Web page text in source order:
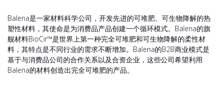
Balena是一家材料科学公司，开发先进的可堆肥、可生物降解的热
塑性材料，其使命是为消费品产品创建一个循环模式。Balena的旗
舰材料BioCir™是世界上第一种完全可堆肥和可生物降解的柔性材
料，其特点是不同行业的需求不断增加。Balena的B2B商业模式是
基于与消费品公司的合作关系以及合资企业，这些公司希望利用
Balena的材料创造出完全可堆肥的产品。